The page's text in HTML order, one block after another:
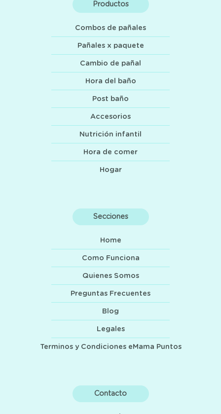
Productos
Combos de pañales
Pañales x paquete
Cambio de pañal
Hora del baño
Post baño
Accesorios
Nutrición infantil
Hora de comer
Hogar
Secciones
Home
Como Funciona
Quienes Somos
Preguntas Frecuentes
Blog
Legales
Terminos y Condiciones eMama Puntos
Contacto